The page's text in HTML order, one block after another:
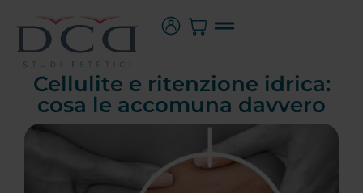
Cellulite e ritenzione idrica:
cosa le accomuna davvero